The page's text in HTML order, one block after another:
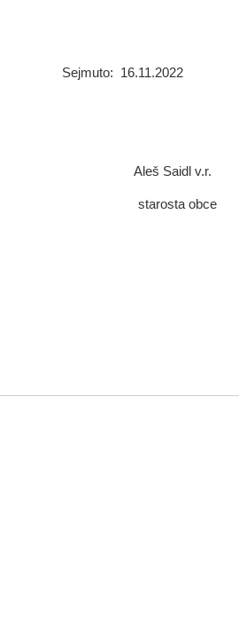
16.11.2022
Aleš Saidl v.r.
starosta obce